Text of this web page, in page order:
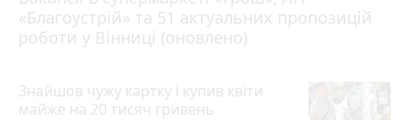
«Благоустрій» та 51 актуальних пропозицій
роботи у Вінниці (оновлено)
Знайшов чужу картку і купив квіти
майже на 20 тисяч гривень